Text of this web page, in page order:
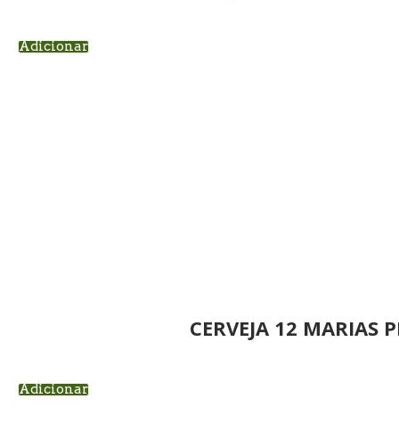
Adicionar
CERVEJA 12 MARIAS
Adicionar